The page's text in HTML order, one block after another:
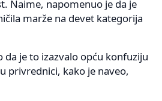
Naime, napomenuo je da je
marže na devet kategorija
da je to izazvalo opću konfuziju
privrednici, kako je naveo,